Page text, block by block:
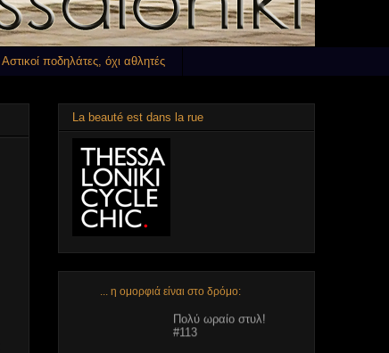
Αστικοί ποδηλάτες, όχι αθλητές
La beauté est dans la rue
... η ομορφιά είναι στο δρόμο:
Πολύ ωραίο στυλ!
#113